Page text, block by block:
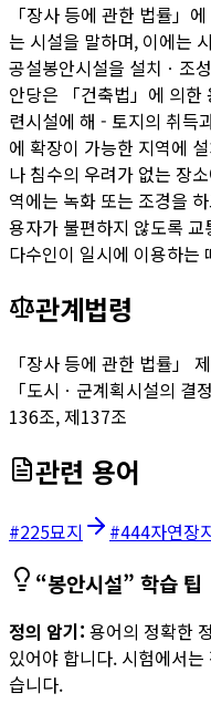
「장사 등에 관한 법률」
는 시설을 말하며, 이에는
공설봉안시설을 설치ㆍ조
안당은 「건축법」에 의한
련시설에 해 - 토지의 취득
에 확장이 가능한 지역에
나 침수의 우려가 없는 장
역에는 녹화 또는 조경을
용자가 불편하지 않도록
다수인이 일시에 이용하는
관계법령
「장사 등에 관한 법률」
「도시ㆍ군계획시설의 결
136조, 제137조
관련 용어
#225묘지 #444자연장
“봉안시설” 학습 팁
정의 암기: 용어의 정확한
있어야 합니다. 시험에서
습니다.